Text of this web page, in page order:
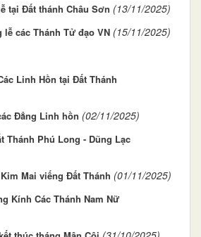
tại Đất thánh Châu Sơn (13/11/2025)
các Thánh Tử đạo VN (15/11/2025)
Linh Hồn tại Đất Thánh
Đẳng Linh hồn (02/11/2025)
Thánh Phú Long - Dũng Lạc
Mai viếng Đất Thánh (01/11/2025)
Kính Các Thánh Nam Nữ